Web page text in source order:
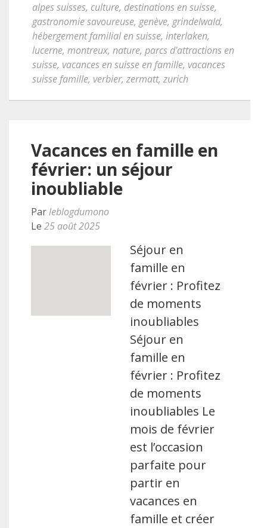
alpes suisses, culture, destinations en suisse,
gastronomie savoureuse, genève, grindelwald,
hébergement familial en suisse, interlaken,
lucerne, montreux, nature, parcs d'attractions en
suisse, vacances en suisse en famille, vacances
suisse famille, verbier, zermatt, zurich
Vacances en famille en
février: un séjour
inoubliable
Parleblogdumono
Le 25 août 2025
Séjour en
famille en
février : Profitez
de moments
inoubliables
Séjour en
famille en
février : Profitez
de moments
inoubliables Le
mois de février
est l’occasion
parfaite pour
partir en
vacances en
famille et créer